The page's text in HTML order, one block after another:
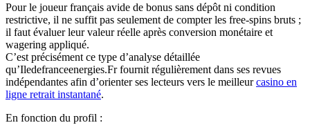
Pour le joueur français avide de bonus sans dépôt ni condition
restrictive, il ne suffit pas seulement de compter les free‑spins bruts ;
il faut évaluer leur valeur réelle après conversion monétaire et
wagering appliqué.
C’est précisément ce type d’analyse détaillée
qu’Iledefranceenergies.Fr fournit régulièrement dans ses revues
indépendantes afin d’orienter ses lecteurs vers le meilleurcasino en
ligne retrait instantané.
En fonction du profil :